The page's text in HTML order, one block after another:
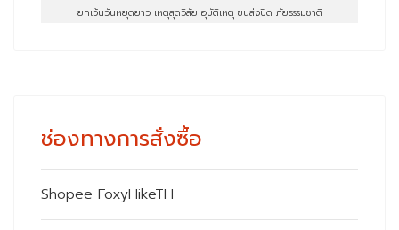
ยกเว้นวันหยุดยาว เหตุสุดวิสัย อุบัติเหตุ ขนส่งปิด ภัยธรรมชาติ
ช่องทางการสั่งซื้อ
Shopee FoxyHikeTH